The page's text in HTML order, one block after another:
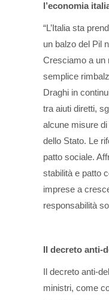
l’economia
“L’Italia sta
un balzo del Pil
Cresciamo a un
semplice
Draghi in
tra aiuti diretti,
alcune misure
dello Stato. Le
patto sociale.
stabilità e patto
imprese a
responsabilità
Il decreto anti-
Il decreto anti-
ministri, come